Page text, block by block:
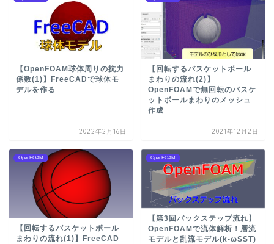
【OpenFOAM球体周りの抗力
係数(1)】FreeCADで球体モ
デルを作る
2022年2月16日
【回転するバスケットボール
まわりの流れ(2)】
OpenFOAMで無回転のバスケ
ットボールまわりのメッシュ
作成
2021年12月2日
OpenFOAM
【回転するバスケットボール
まわりの流れ(1)】FreeCAD
OpenFOAM
【第3回バックステップ流れ】
OpenFOAMで流体解析！層流
モデルと乱流モデル(k-ωSST)